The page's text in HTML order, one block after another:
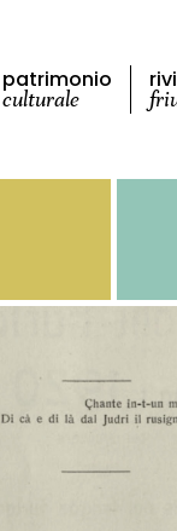
patrimonio
culturale